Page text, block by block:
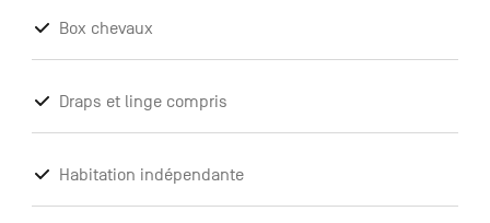
Box chevaux
Draps et linge compris
Habitation indépendante